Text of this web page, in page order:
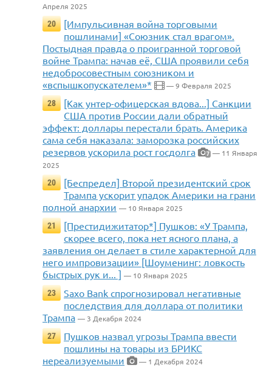
Апреля 2025
20
[Импульсивная война торговыми
пошлинами] «Союзник стал врагом».
Постыдная правда о проигранной торговой
войне Трампа: начав её, США проявили себя
недобросовестным союзником и
«вспышкопускателем»*
— 9 Февраля 2025
28
[Как унтер-офицерская вдова...] Санкции
США против России дали обратный
эффект: доллары перестали брать. Америка
сама себя наказала: заморозка российских
резервов ускорила рост госдолга
7 — 11 Января
2025
20
[Беспредел] Второй президентский срок
Трампа ускорит упадок Америки на грани
полной анархии — 10 Января 2025
21
[Престидижитатор*] Пушков: «У Трампа,
скорее всего, пока нет ясного плана, а
заявления он делает в стиле характерной для
него импровизации» [Шоуменинг: ловкость
быстрых рук и... ] — 10 Января 2025
23
Saxo Bank спрогнозировал негативные
последствия для доллара от политики
Трампа — 3 Декабря 2024
27
Пушков назвал угрозы Трампа ввести
пошлины на товары из БРИКС
нереализуемыми
— 1 Декабря 2024